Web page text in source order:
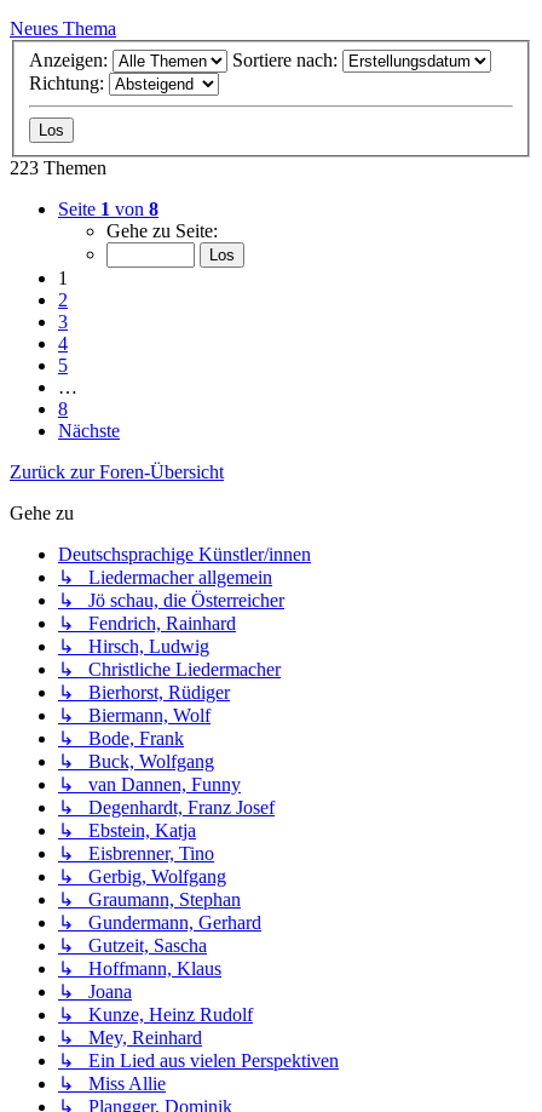
Neues Thema
Anzeigen:
Sortiere nach:
Richtung:
223 Themen
Seite 1 von 8
Gehe zu Seite:
1
2
3
4
5
…
8
Nächste
Zurück zur Foren-Übersicht
Gehe zu
Deutschsprachige Künstler/innen
↳ Liedermacher allgemein
↳ Jö schau, die Österreicher
↳ Fendrich, Rainhard
↳ Hirsch, Ludwig
↳ Christliche Liedermacher
↳ Bierhorst, Rüdiger
↳ Biermann, Wolf
↳ Bode, Frank
↳ Buck, Wolfgang
↳ van Dannen, Funny
↳ Degenhardt, Franz Josef
↳ Ebstein, Katja
↳ Eisbrenner, Tino
↳ Gerbig, Wolfgang
↳ Graumann, Stephan
↳ Gundermann, Gerhard
↳ Gutzeit, Sascha
↳ Hoffmann, Klaus
↳ Joana
↳ Kunze, Heinz Rudolf
↳ Mey, Reinhard
↳ Ein Lied aus vielen Perspektiven
↳ Miss Allie
↳ Plangger, Dominik